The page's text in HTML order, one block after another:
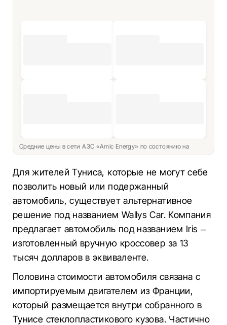
Средние цены в сети АЗС «Amic Energy» по состоянию на
Для жителей Туниса, которые не могут себе
позволить новый или подержанный
автомобиль, существует альтернативное
решение под названием Wallys Car. Компания
предлагает автомобиль под названием Iris –
изготовленный вручную кроссовер за 13
тысяч долларов в эквиваленте.
Половина стоимости автомобиля связана с
импортируемым двигателем из Франции,
который размещается внутри собранного в
Тунисе стеклопластикового кузова. Частично